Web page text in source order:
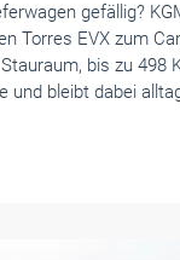
gefällig?
Torres EVX zum
bis zu 498
und bleibt dabei